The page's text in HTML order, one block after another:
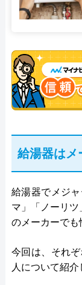
給湯器はメ
給湯器でメジ
マ」「ノーリ
のメーカーでも
今回は、それ
人について紹介